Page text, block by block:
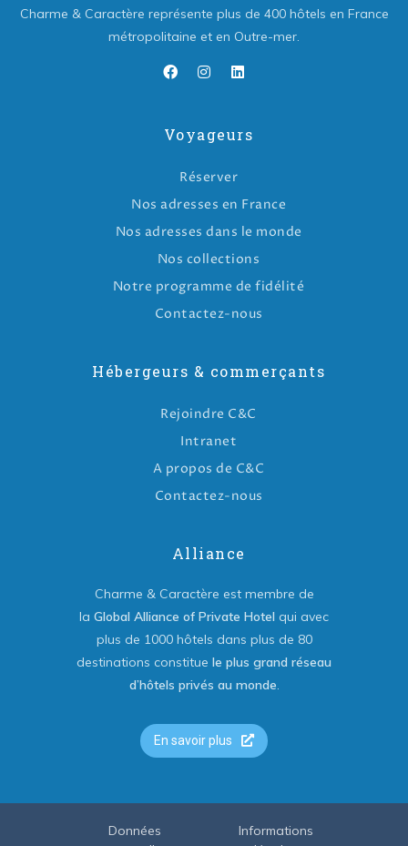
Charme & Caractère représente plus de 400 hôtels en France
métropolitaine et en Outre-mer.
Voyageurs
Réserver
Nos adresses en France
Nos adresses dans le monde
Nos collections
Notre programme de fidélité
Contactez-nous
Hébergeurs & commerçants
Rejoindre C&C
Intranet
A propos de C&C
Contactez-nous
Alliance
Charme & Caractère est membre de
la Global Alliance of Private Hotel qui avec
plus de 1000 hôtels dans plus de 80
destinations constitue le plus grand réseau
d’hôtels privés au monde.
En savoir plus
Données
Informations